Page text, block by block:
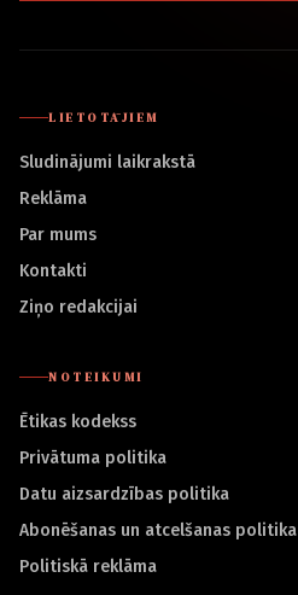
LIETOTĀJIEM
Sludinājumi laikrakstā
Reklāma
Par mums
Kontakti
Ziņo redakcijai
NOTEIKUMI
Ētikas kodekss
Privātuma politika
Datu aizsardzības politika
Abonēšanas un atcelšanas politika
Politiskā reklāma